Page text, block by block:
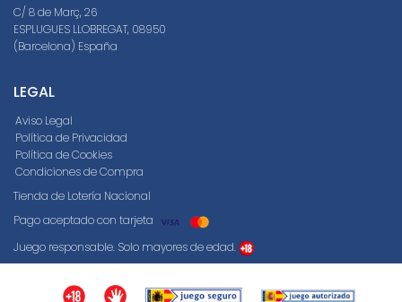
C/ 8 de Març, 26
ESPLUGUES LLOBREGAT, 08950
(Barcelona) España
LEGAL
Aviso Legal
Política de Privacidad
Política de Cookies
Condiciones de Compra
Tienda de Lotería Nacional
Pago aceptado con tarjeta
Juego responsable. Solo mayores de edad.